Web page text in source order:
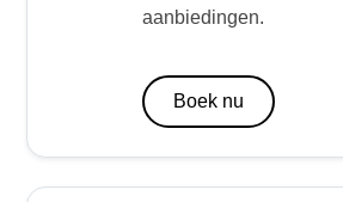
aanbiedingen.
Boek nu